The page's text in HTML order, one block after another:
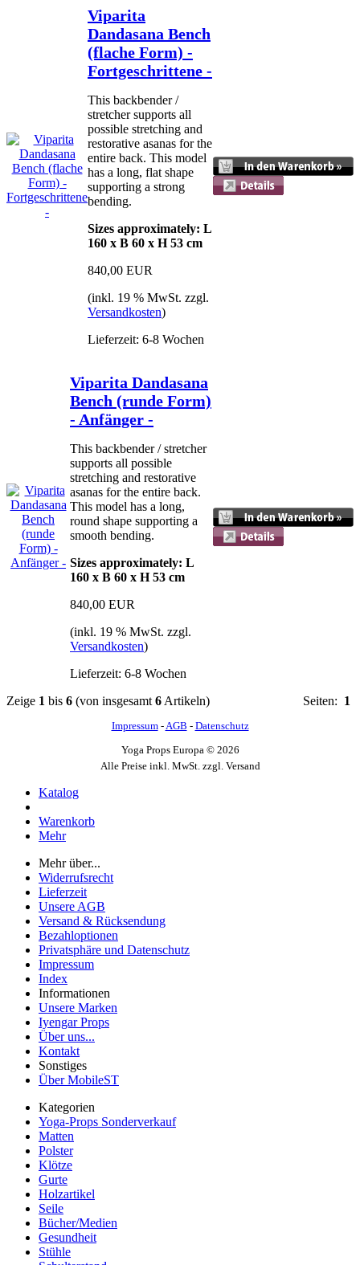
Viparita
Dandasana Bench
(flache Form) -
Fortgeschrittene -
This backbender /
stretcher supports all
possible stretching and
restorative asanas for the
entire back. This model
has a long, flat shape
supporting a strong
bending.
Sizes approximately: L
160 x B 60 x H 53 cm
840,00 EUR
(inkl. 19 % MwSt. zzgl.
Versandkosten)
Lieferzeit: 6-8 Wochen
Viparita Dandasana
Bench (runde Form)
- Anfänger -
This backbender / stretcher
supports all possible
stretching and restorative
asanas for the entire back.
This model has a long,
round shape supporting a
smooth bending.
Sizes approximately: L
160 x B 60 x H 53 cm
840,00 EUR
(inkl. 19 % MwSt. zzgl.
Versandkosten)
Lieferzeit: 6-8 Wochen
Zeige 1 bis 6 (von insgesamt 6 Artikeln) Seiten: 1
Impressum-AGB - Datenschutz
Yoga Props Europa © 2026
Alle Preise inkl. MwSt. zzgl. Versand
Katalog
Warenkorb
Mehr
Mehr über...
Widerrufsrecht
Lieferzeit
Unsere AGB
Versand & Rücksendung
Bezahloptionen
Privatsphäre und Datenschutz
Impressum
Index
Informationen
Unsere Marken
Iyengar Props
Über uns...
Kontakt
Sonstiges
Über MobileST
Kategorien
Yoga-Props Sonderverkauf
Matten
Polster
Klötze
Gurte
Holzartikel
Seile
Bücher/Medien
Gesundheit
Stühle